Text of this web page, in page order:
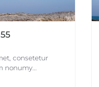
consetetur